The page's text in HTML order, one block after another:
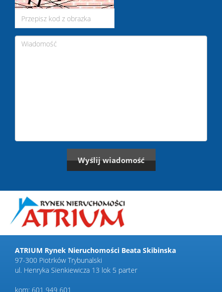
ATRIUM Rynek Nieruchomości Beata Skibinska
97-300 Piotrków Trybunalski
ul. Henryka Sienkiewicza 13 lok 5 parter
kom: 601 949 601